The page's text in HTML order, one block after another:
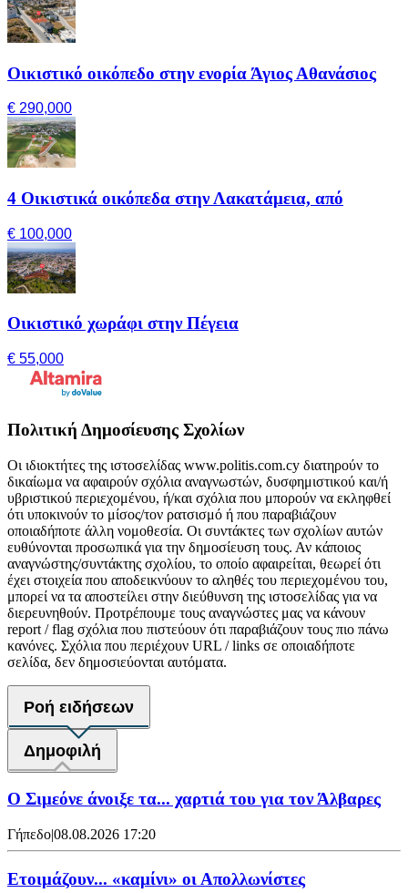
Οικιστικό οικόπεδο στην ενορία Άγιος Αθανάσιος
€ 290,000
4 Οικιστικά οικόπεδα στην Λακατάμεια, από
€ 100,000
Οικιστικό χωράφι στην Πέγεια
€ 55,000
Πολιτική Δημοσίευσης Σχολίων
Οι ιδιοκτήτες της ιστοσελίδας www.politis.com.cy διατηρούν το
δικαίωμα να αφαιρούν σχόλια αναγνωστών, δυσφημιστικού και/ή
υβριστικού περιεχομένου, ή/και σχόλια που μπορούν να εκληφθεί
ότι υποκινούν το μίσος/τον ρατσισμό ή που παραβιάζουν
οποιαδήποτε άλλη νομοθεσία. Οι συντάκτες των σχολίων αυτών
ευθύνονται προσωπικά για την δημοσίευση τους. Αν κάποιος
αναγνώστης/συντάκτης σχολίου, το οποίο αφαιρείται, θεωρεί ότι
έχει στοιχεία που αποδεικνύουν το αληθές του περιεχομένου του,
μπορεί να τα αποστείλει στην διεύθυνση της ιστοσελίδας για να
διερευνηθούν. Προτρέπουμε τους αναγνώστες μας να κάνουν
report / flag σχόλια που πιστεύουν ότι παραβιάζουν τους πιο πάνω
κανόνες. Σχόλια που περιέχουν URL / links σε οποιαδήποτε
σελίδα, δεν δημοσιεύονται αυτόματα.
Ροή ειδήσεων
Δημοφιλή
Ο Σιμεόνε άνοιξε τα... χαρτιά του για τον Άλβαρες
Γήπεδο|08.08.2026 17:20
Ετοιμάζουν... «καμίνι» οι Απολλωνίστες